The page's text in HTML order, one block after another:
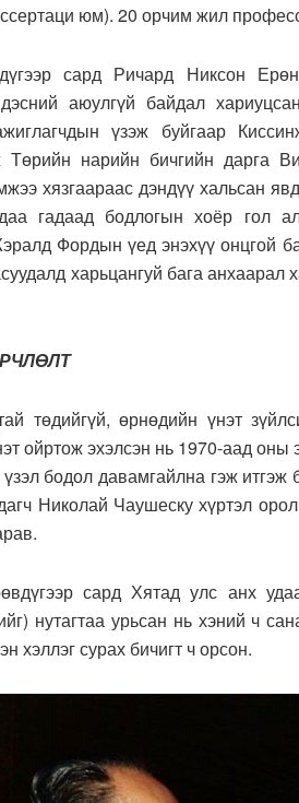
юм). 20 орчим жил
сард Ричард Никсон
аюулгүй байдал
үзэж буйгаар
Төрийн нарийн бичгийн дарга
хязгаараас дэндүү хальсан
гадаад бодлогын хоёр гол
Фордын үед энэхүү онцгой
харьцангуй бага анхаарал
төдийгүй, өрнөдийн үнэт
ойртож эхэлсэн нь 1970-аад
бодол давамгайлна гэж
Николай Чаушеску хүртэл
сард Хятад улс анх
нутагтаа урьсан нь хэний ч
хэллэг сурах бичигт ч орсон.